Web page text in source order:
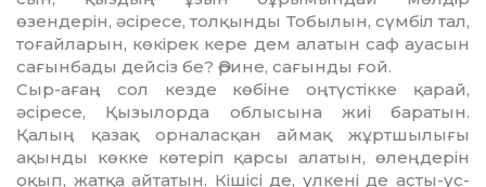
өзендерін, әсіресе, толқын­ды Тобылын, сүмбіл тал,
тоғайла­рын, көкірек кере дем алатын саф ауасын
сағынбады дейсіз бе? Әри­не, сағынды ғой.
Сыр-ағаң сол кезде көбіне оң­түс­тікке қарай,
әсіресе, Қызылорда облысына жиі баратын.
Қалың қа­зақ орналасқан аймақ жұртшылығы
ақынды көкке көтеріп қарсы ала­тын, өлеңдерін
оқып, жатқа айта­тын. Кішісі де, үлкені де асты-үс­